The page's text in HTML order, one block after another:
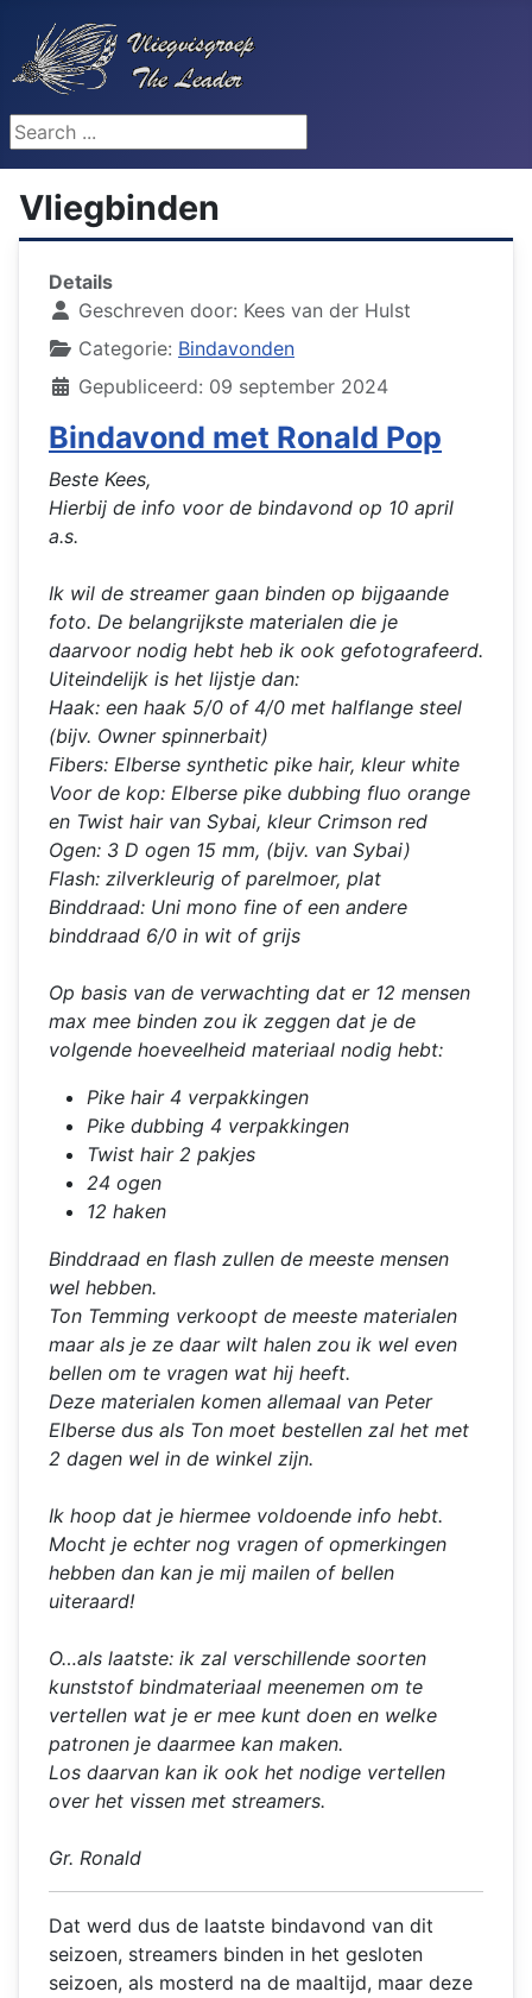
Search ...
Vliegbinden
Details
Geschreven door: Kees van der Hulst
Categorie: Bindavonden
Gepubliceerd: 09 september 2024
Bindavond met Ronald Pop
Beste Kees,
Hierbij de info voor de bindavond op 10 april
a.s.
Ik wil de streamer gaan binden op bijgaande
foto. De belangrijkste materialen die je
daarvoor nodig hebt heb ik ook gefotografeerd.
Uiteindelijk is het lijstje dan:
Haak: een haak 5/0 of 4/0 met halflange steel
(bijv. Owner spinnerbait)
Fibers: Elberse synthetic pike hair, kleur white
Voor de kop: Elberse pike dubbing fluo orange
en Twist hair van Sybai, kleur Crimson red
Ogen: 3 D ogen 15 mm, (bijv. van Sybai)
Flash: zilverkleurig of parelmoer, plat
Binddraad: Uni mono fine of een andere
binddraad 6/0 in wit of grijs
Op basis van de verwachting dat er 12 mensen
max mee binden zou ik zeggen dat je de
volgende hoeveelheid materiaal nodig hebt:
Pike hair 4 verpakkingen
Pike dubbing 4 verpakkingen
Twist hair 2 pakjes
24 ogen
12 haken
Binddraad en flash zullen de meeste mensen
wel hebben.
Ton Temming verkoopt de meeste materialen
maar als je ze daar wilt halen zou ik wel even
bellen om te vragen wat hij heeft.
Deze materialen komen allemaal van Peter
Elberse dus als Ton moet bestellen zal het met
2 dagen wel in de winkel zijn.
Ik hoop dat je hiermee voldoende info hebt.
Mocht je echter nog vragen of opmerkingen
hebben dan kan je mij mailen of bellen
uiteraard!
O…als laatste: ik zal verschillende soorten
kunststof bindmateriaal meenemen om te
vertellen wat je er mee kunt doen en welke
patronen je daarmee kan maken.
Los daarvan kan ik ook het nodige vertellen
over het vissen met streamers.
Gr. Ronald
Dat werd dus de laatste bindavond van dit
seizoen, streamers binden in het gesloten
seizoen, als mosterd na de maaltijd, maar deze